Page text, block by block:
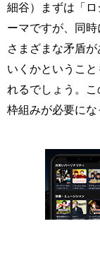
細谷）まずは「
ーマですが、同
さまざまな矛盾
いくかというこ
れるでしょう。
枠組みが必要にな